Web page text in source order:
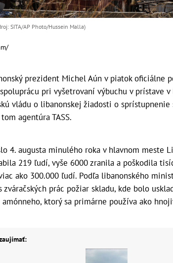
SITA/AP Photo/Hussein Malla)
prezident Michel Aún v piatok oficiálne
pri vyšetrovaní výbuchu v prístave
vládu o libanonskej žiadosti o
agentúra TASS.
4. augusta minulého roka v hlavnom meste
219 ľudí, vyše 6000 zranila a poškodila
ako 300.000 ľudí. Podľa libanonského
zváračských prác požiar skladu, kde bolo
ktorý sa primárne používa ako